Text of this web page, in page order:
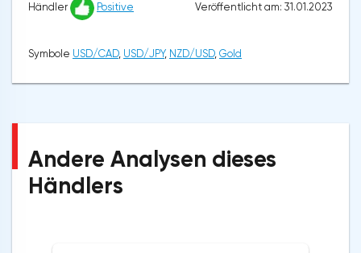
Händler Positive Veröffentlicht am: 31.01.2023
Symbole USD/CAD, USD/JPY, NZD/USD, Gold
Andere Analysen dieses
Händlers